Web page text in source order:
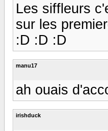
Les siffleurs
sur les
:D :D :D
manu17
ah ouais
irishduck